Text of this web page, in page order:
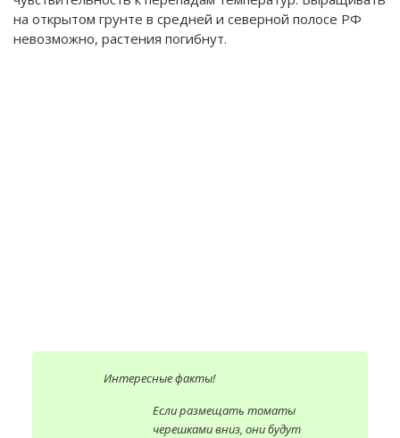
на открытом грунте в средней и северной полосе РФ
невозможно, растения погибнут.
Интересные факты!
Если размещать томаты
черешками вниз, они будут